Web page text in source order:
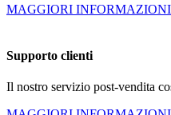
MAGGIORI INFORMAZIONI
Supporto clienti
Il nostro servizio post-vendita